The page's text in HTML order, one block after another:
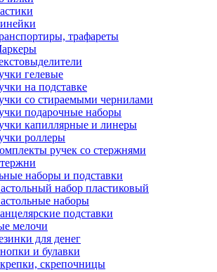
трафареты
гелевые
на подставке
со стираемыми чернилами
подарочные наборы
капиллярные и линеры
роллеры
ручек со стержнями
наборы и подставки
набор пластиковый
наборы
подставки
мелочи
для денег
и булавки
скрепочницы